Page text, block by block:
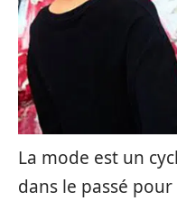
La mode est un
dans le passé